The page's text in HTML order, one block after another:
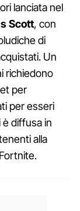
lanciata nel
Scott, con
di
Un
richiedono
per
per esseri
è diffusa in
alla